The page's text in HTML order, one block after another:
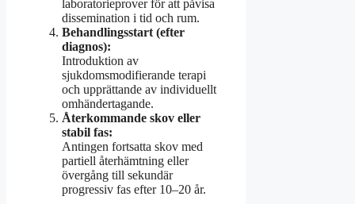
laboratorieprover för att påvisa
dissemination i tid och rum.
Behandlingsstart (efter
diagnos):
Introduktion av
sjukdomsmodifierande terapi
och upprättande av individuellt
omhändertagande.
Återkommande skov eller
stabil fas:
Antingen fortsatta skov med
partiell återhämtning eller
övergång till sekundär
progressiv fas efter 10–20 år.